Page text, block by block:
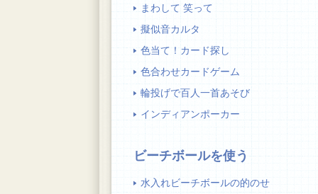
まわして 笑って
擬似音カルタ
色当て！カード探し
色合わせカードゲーム
輪投げで百人一首あそび
インディアンポーカー
ビーチボールを使う
水入れビーチボールの的のせ